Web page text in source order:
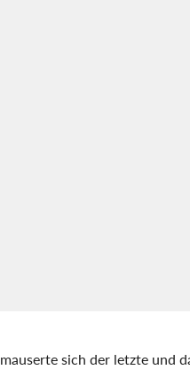
mauserte sich der letzte und